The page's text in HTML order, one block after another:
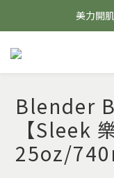
夏日輕補
美力開
夏日輕
Blender
【Sleek
25oz/